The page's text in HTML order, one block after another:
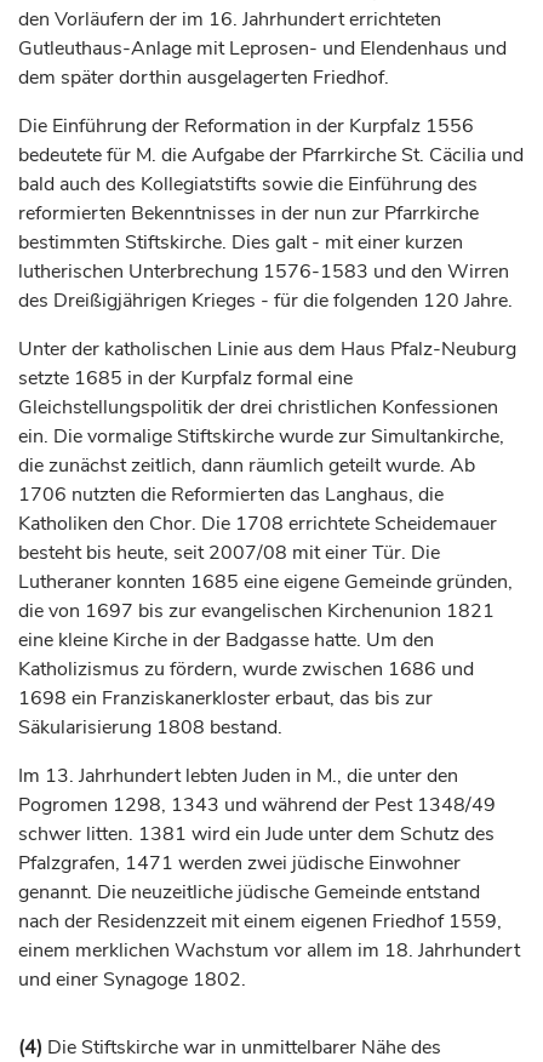
den Vorläufern der im 16. Jahrhunderterrichteten
Gutleuthaus-Anlage mit Leprosen- und Elendenhaus und
dem später dorthin ausgelagerten Friedhof.
Die Einführung der Reformation in der Kurpfalz 1556
bedeutete für M. die Aufgabe der Pfarrkirche St. Cäcilia und
bald auch des Kollegiatstifts sowie die Einführung des
reformierten Bekenntnisses in der nun zur Pfarrkirche
bestimmten Stiftskirche. Dies galt - mit einer kurzen
lutherischen Unterbrechung 1576-1583 und den Wirren
des Dreißigjährigen Krieges - für die folgenden 120 Jahre.
Unter der katholischen Linie aus dem Haus Pfalz-Neuburg
setzte 1685 in der Kurpfalz formal eine
Gleichstellungspolitik der drei christlichen Konfessionen
ein. Die vormalige Stiftskirche wurde zur Simultankirche,
die zunächst zeitlich, dann räumlich geteilt wurde. Ab
1706 nutzten die Reformierten das Langhaus, die
Katholiken den Chor. Die 1708 errichtete Scheidemauer
besteht bis heute, seit 2007/08 mit einer Tür. Die
Lutheraner konnten 1685 eine eigene Gemeinde gründen,
die von 1697 bis zur evangelischen Kirchenunion 1821
eine kleine Kirche in der Badgasse hatte. Um den
Katholizismus zu fördern, wurde zwischen 1686 und
1698 ein Franziskanerkloster erbaut, das bis zur
Säkularisierung 1808 bestand.
Im 13. Jahrhundertlebten Juden in M., die unter den
Pogromen 1298, 1343 und während der Pest 1348/49
schwer litten. 1381 wird ein Jude unter dem Schutz des
Pfalzgrafen, 1471 werden zwei jüdische Einwohner
genannt. Die neuzeitliche jüdische Gemeinde entstand
nach der Residenzzeit mit einem eigenen Friedhof 1559,
einem merklichen Wachstum vor allem im 18. Jahrhundert
und einer Synagoge 1802.
(4) Die Stiftskirche war in unmittelbarer Nähe des